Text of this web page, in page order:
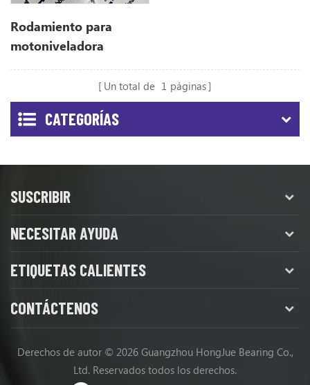
Rodamiento para
motoniveladora
Un total de 1 páginas
CATEGORÍAS
SUSCRIBIR
NECESITAR AYUDA
ETIQUETAS CALIENTES
CONTÁCTENOS
Derechos de autor © 2026 Guangzhou HongJue Bearing Co.,
Ltd. Reservados todos los derechos.